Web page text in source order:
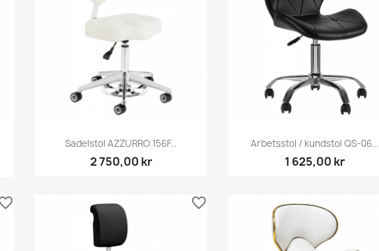
 Snabbvy
Sadelstol AZZURRO 156F...
2 750,00 kr
 Snabbvy
Arbetsstol / kundstol QS-06...
1 625,00 kr
favorite_border